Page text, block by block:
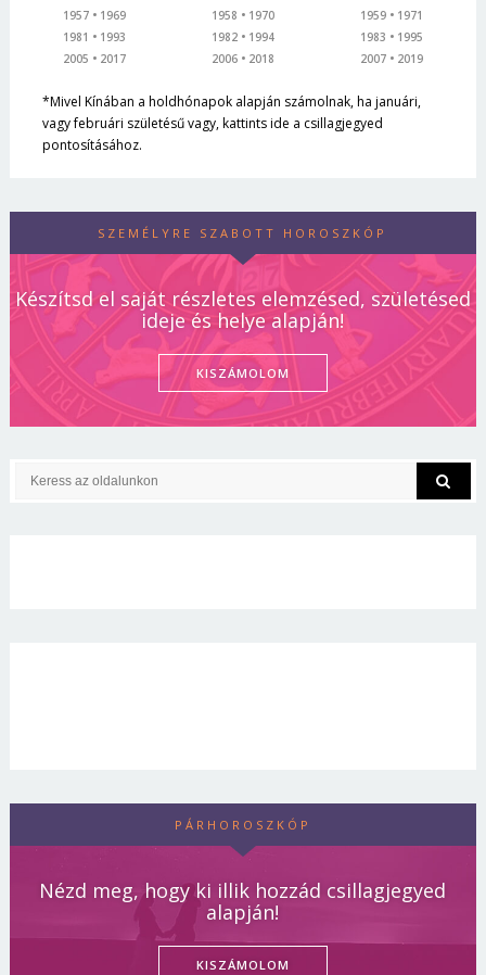
1957
1969
1981
1993
2005
2017
1958
1970
1982
1994
2006
2018
1959
1971
1983
1995
2007
2019
*Mivel Kínában a holdhónapok alapján számolnak, ha januári,
vagy februári születésű vagy, kattints ide a csillagjegyed
pontosításához.
SZEMÉLYRE SZABOTT HOROSZKÓP
Készítsd el saját részletes elemzésed, születésed
ideje és helye alapján!
KISZÁMOLOM
PÁRHOROSZKÓP
Nézd meg, hogy ki illik hozzád csillagjegyed
alapján!
KISZÁMOLOM